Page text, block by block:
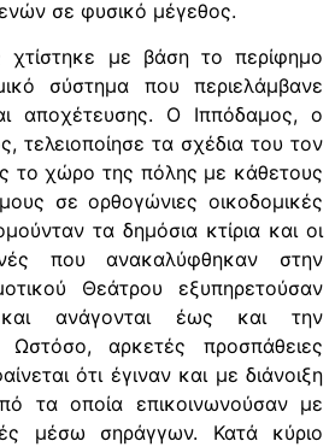
σε φυσικό μέγεθος.
χτίστηκε με βάση το περίφημο
σύστημα που περιελάμβανε
αποχέτευσης. Ο Ιππόδαμος, ο
τελειοποίησε τα σχέδια του τον
το χώρο της πόλης με κάθετους
σε ορθογώνιες οικοδομικές
τα δημόσια κτίρια και οι
που ανακαλύφθηκαν στην
Θεάτρου εξυπηρετούσαν
και ανάγονται έως και την
Ωστόσο, αρκετές προσπάθειες
ότι έγιναν και με διάνοιξη
τα οποία επικοινωνούσαν με
μέσω σηράγγων. Κατά κύριο